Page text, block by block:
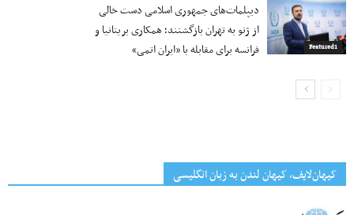
Featured1
دیپلمات‌های جمهوری اسلامی دست خالی
از ژنو به تهران بازگشتند؛ همکاری بریتانیا و
فرانسه برای مقابله با «ایران اتمی»
کیهان‌لایف، کیهان لندن به زبان انگلیسی